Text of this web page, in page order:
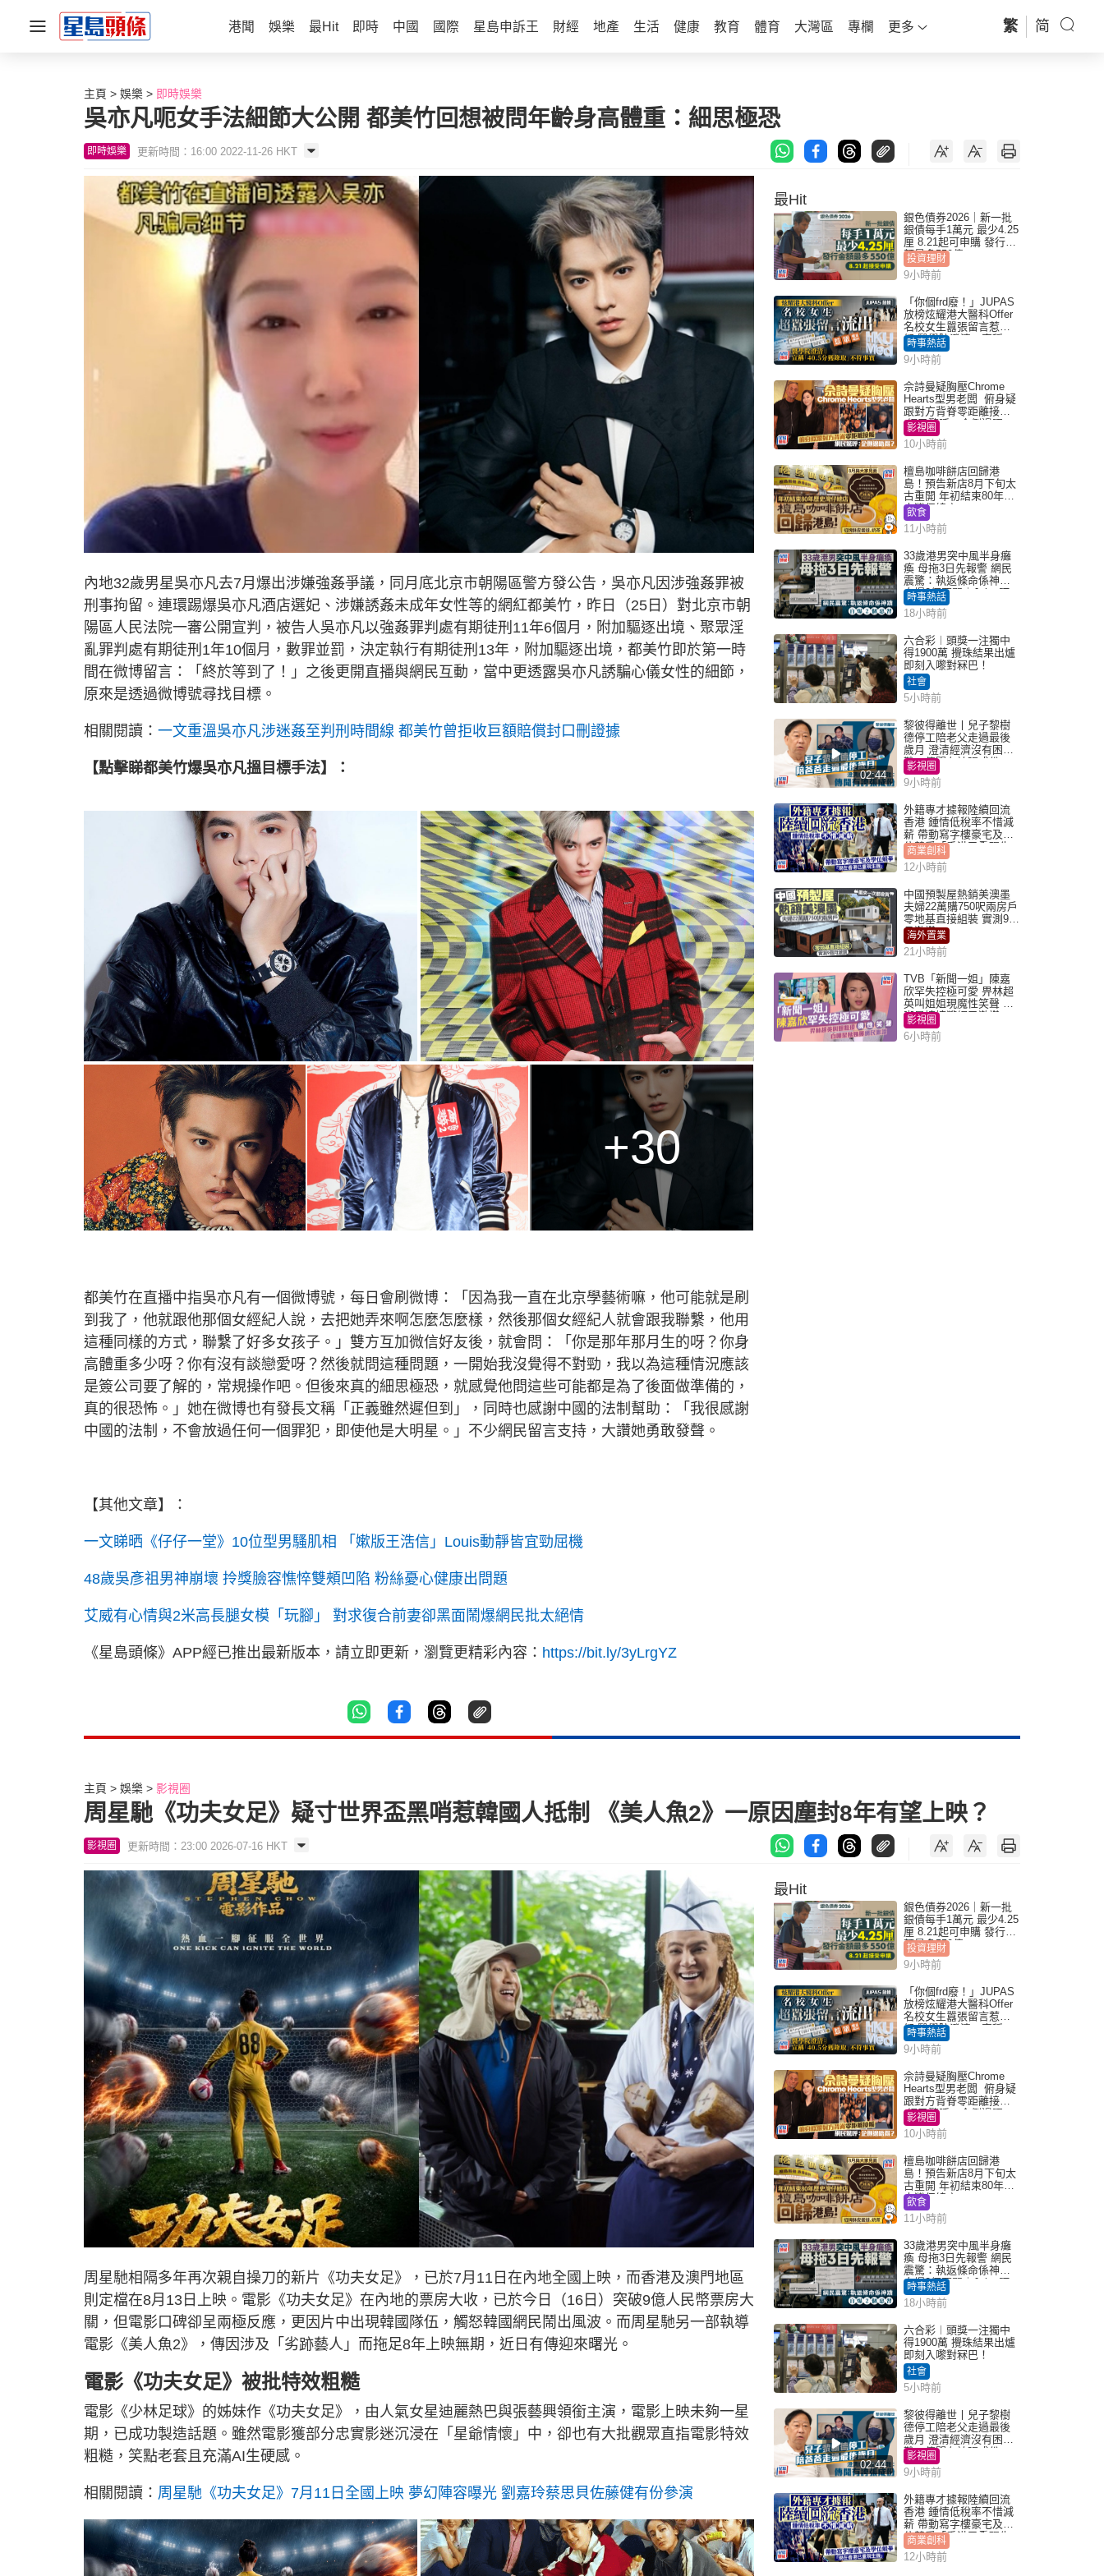
港聞 娛樂 最Hit 即時 中國 國際 星島申訴王 財經 地產 生活 健康 教育 體育 大灣區 專欄 更多 繁 简
主頁 娛樂 即時娛樂
吳亦凡呃女手法細節大公開 都美竹回想被問年齡身高體重：細思極恐
即時娛樂 更新時間：16:00 2022-11-26 HKT
內地32歲男星吳亦凡去7月爆出涉嫌強姦爭議，同月底北京市朝陽區警方發公告，吳亦凡因涉強姦罪被
刑事拘留。連環踢爆吳亦凡酒店選妃、涉嫌誘姦未成年女性等的網紅都美竹，昨日（25日）對北京市朝
陽區人民法院一審公開宣判，被告人吳亦凡以強姦罪判處有期徒刑11年6個月，附加驅逐出境、聚眾淫
亂罪判處有期徒刑1年10個月，數罪並罰，決定執行有期徒刑13年，附加驅逐出境，都美竹即於第一時
間在微博留言：「終於等到了！」之後更開直播與網民互動，當中更透露吳亦凡誘騙心儀女性的細節，
原來是透過微博號尋找目標。
相關閱讀： 一文重溫吳亦凡涉迷姦至判刑時間線 都美竹曾拒收巨額賠償封口刪證據
【點擊睇都美竹爆吳亦凡搵目標手法】：
+30
都美竹在直播中指吳亦凡有一個微博號，每日會刷微博：「因為我一直在北京學藝術嘛，他可能就是刷
到我了，他就跟他那個女經紀人說，去把她弄來啊怎麼怎麼樣，然後那個女經紀人就會跟我聯繫，他用
這種同樣的方式，聯繫了好多女孩子。」雙方互加微信好友後，就會問：「你是那年那月生的呀？你身
高體重多少呀？你有沒有談戀愛呀？然後就問這種問題，一開始我沒覺得不對勁，我以為這種情況應該
是簽公司要了解的，常規操作吧。但後來真的細思極恐，就感覺他問這些可能都是為了後面做準備的，
真的很恐怖。」她在微博也有發長文稱「正義雖然遲但到」，同時也感謝中國的法制幫助：「我很感謝
中國的法制，不會放過任何一個罪犯，即使他是大明星。」不少網民留言支持，大讚她勇敢發聲。
【其他文章】：
一文睇晒《仔仔一堂》10位型男騷肌相 「嫰版王浩信」Louis動靜皆宜勁屈機
48歲吳彥祖男神崩壞 拎獎臉容憔悴雙頰凹陷 粉絲憂心健康出問題
艾威有心情與2米高長腿女模「玩腳」 對求復合前妻卻黑面鬧爆網民批太絕情
《星島頭條》APP經已推出最新版本，請立即更新，瀏覽更精彩內容： https://bit.ly/3yLrgYZ
最Hit
銀色債券2026｜新一批
銀債每手1萬元 最少4.25
厘 8.21起可申購 發行金
額最多550億
投資理財
9小時前
「你個frd廢！」JUPAS
放榜炫耀港大醫科Offer
名校女生囂張留言惹眾
怒 醫學院澄清：宣稱
「40.5分獲錄取」不符事
實｜Juicy叮
時事熱話
9小時前
佘詩曼疑胸壓Chrome
Hearts型男老闆 俯身疑
跟對方背脊零距離接觸
網民驚呼：企側邊唔
得？
影視圈
10小時前
檀島咖啡餅店回歸港
島！預告新店8月下旬太
古重開 年初結束80年歷
史灣仔總店
飲食
11小時前
33歲港男突中風半身癱
瘓 母拖3日先報警 網民
震驚：執返條命係神蹟
自爆2個惡習｜Juicy叮
時事熱話
18小時前
六合彩︱頭獎一注獨中
得1900萬 攪珠結果出爐
即刻入嚟對冧巴！
社會
5小時前
02:44
黎彼得離世丨兒子黎樹
德停工陪老父走過最後
歲月 澄清經濟沒有困
難：傳聞有誇張成份
影視圈
9小時前
外籍專才據報陸續回流
香港 鍾情低稅率不惜減
薪 帶動寫字樓豪宅及學
位競爭「香港已重現生
機」
商業創科
12小時前
中國預製屋熱銷美澳墨
夫婦22萬購750呎兩房戶
零地基直接組裝 實測9個
月激讚
海外置業
21小時前
TVB「新聞一姐」陳嘉
欣罕失控極可愛 畀林超
英叫姐姐現魔性笑聲 自
嘲是姨姨獲網民激讚
影視圈
6小時前
主頁 娛樂 影視圈
周星馳《功夫女足》疑寸世界盃黑哨惹韓國人抵制 《美人魚2》一原因塵封8年有望上映？
影視圈 更新時間：23:00 2026-07-16 HKT
周星馳相隔多年再次親自操刀的新片《功夫女足》，已於7月11日在內地全國上映，而香港及澳門地區
則定檔在8月13日上映。電影《功夫女足》在內地的票房大收，已於今日（16日）突破9億人民幣票房大
關，但電影口碑卻呈兩極反應，更因片中出現韓國隊伍，觸怒韓國網民鬧出風波。而周星馳另一部執導
電影《美人魚2》，傳因涉及「劣跡藝人」而拖足8年上映無期，近日有傳迎來曙光。
電影《功夫女足》被批特效粗糙
電影《少林足球》的姊妹作《功夫女足》，由人氣女星迪麗熱巴與張藝興領銜主演，電影上映未夠一星
期，已成功製造話題。雖然電影獲部分忠實影迷沉浸在「星爺情懷」中，卻也有大批觀眾直指電影特效
粗糙，笑點老套且充滿AI生硬感。
相關閱讀： 周星馳《功夫女足》7月11日全國上映 夢幻陣容曝光 劉嘉玲蔡思貝佐藤健有份參演
最Hit
銀色債券2026｜新一批
銀債每手1萬元 最少4.25
厘 8.21起可申購 發行金
額最多550億
投資理財
9小時前
「你個frd廢！」JUPAS
放榜炫耀港大醫科Offer
名校女生囂張留言惹眾
怒 醫學院澄清：宣稱
「40.5分獲錄取」不符事
實｜Juicy叮
時事熱話
9小時前
佘詩曼疑胸壓Chrome
Hearts型男老闆 俯身疑
跟對方背脊零距離接觸
網民驚呼：企側邊唔
得？
影視圈
10小時前
檀島咖啡餅店回歸港
島！預告新店8月下旬太
古重開 年初結束80年歷
史灣仔總店
飲食
11小時前
33歲港男突中風半身癱
瘓 母拖3日先報警 網民
震驚：執返條命係神蹟
自爆2個惡習｜Juicy叮
時事熱話
18小時前
六合彩︱頭獎一注獨中
得1900萬 攪珠結果出爐
即刻入嚟對冧巴！
社會
5小時前
02:44
黎彼得離世丨兒子黎樹
德停工陪老父走過最後
歲月 澄清經濟沒有困
難：傳聞有誇張成份
影視圈
9小時前
外籍專才據報陸續回流
香港 鍾情低稅率不惜減
薪 帶動寫字樓豪宅及學
位競爭「香港已重現生
機」
商業創科
12小時前